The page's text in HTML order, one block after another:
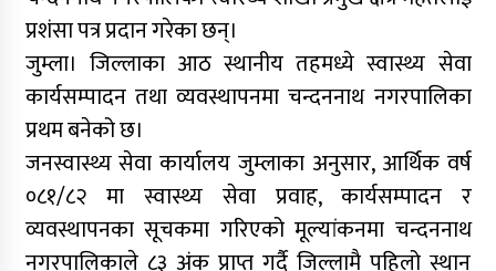
कविता – बहुरङ्गी भेटिन्छन्
कर्णाली निर्माण व्यवसायी महासंघ अध्यक्षको दौडमा
न्यौपाने अनुभव र नेतृत्वको बलियो दाबी
प्रशंसा पत्र प्रदान गरेका छन्।
जुम्ला। जिल्लाका आठ स्थानीय तहमध्ये स्वास्थ्य सेवा
कार्यसम्पादन तथा व्यवस्थापनमा चन्दननाथ नगरपालिका
प्रथम बनेको छ।
जनस्वास्थ्य सेवा कार्यालय जुम्लाका अनुसार, आर्थिक वर्ष
०८१/८२ मा स्वास्थ्य सेवा प्रवाह, कार्यसम्पादन र
व्यवस्थापनका सूचकमा गरिएको मूल्यांकनमा चन्दननाथ
नगरपालिकाले ८३ अंक प्राप्त गर्दै जिल्लामै पहिलो स्थान